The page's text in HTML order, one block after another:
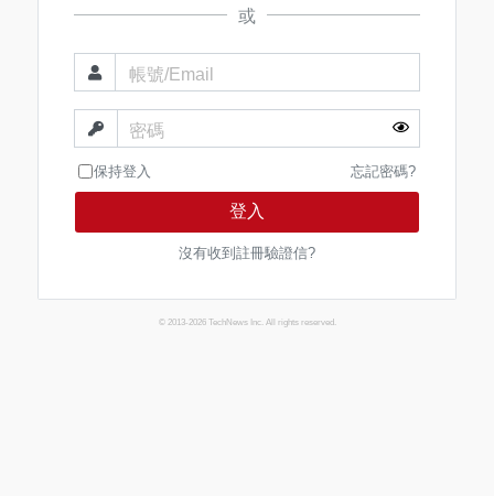
或
帳號/Email
密碼
保持登入 忘記密碼?
登入
沒有收到註冊驗證信?
© 2013-2026 TechNews Inc. All rights reserved.